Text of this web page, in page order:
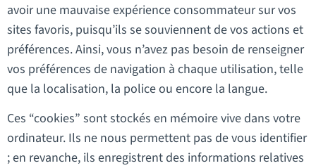
avoir une mauvaise expérience consommateur sur vos
sites favoris, puisqu’ils se souviennent de vos actions et
préférences. Ainsi, vous n’avez pas besoin de renseigner
vos préférences de navigation à chaque utilisation, telle
que la localisation, la police ou encore la langue.
Ces “cookies” sont stockés en mémoire vive dans votre
ordinateur. Ils ne nous permettent pas de vous identifier
; en revanche, ils enregistrent des informations relatives